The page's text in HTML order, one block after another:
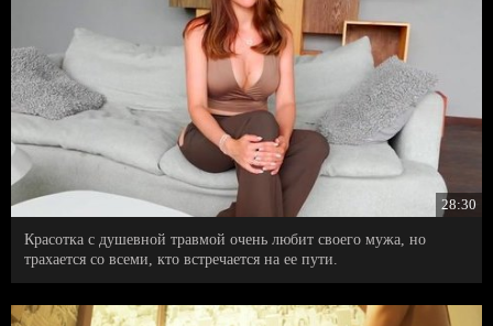
28:30
Красотка с душевной травмой очень любит своего мужа, но
трахается со всеми, кто встречается на ее пути.